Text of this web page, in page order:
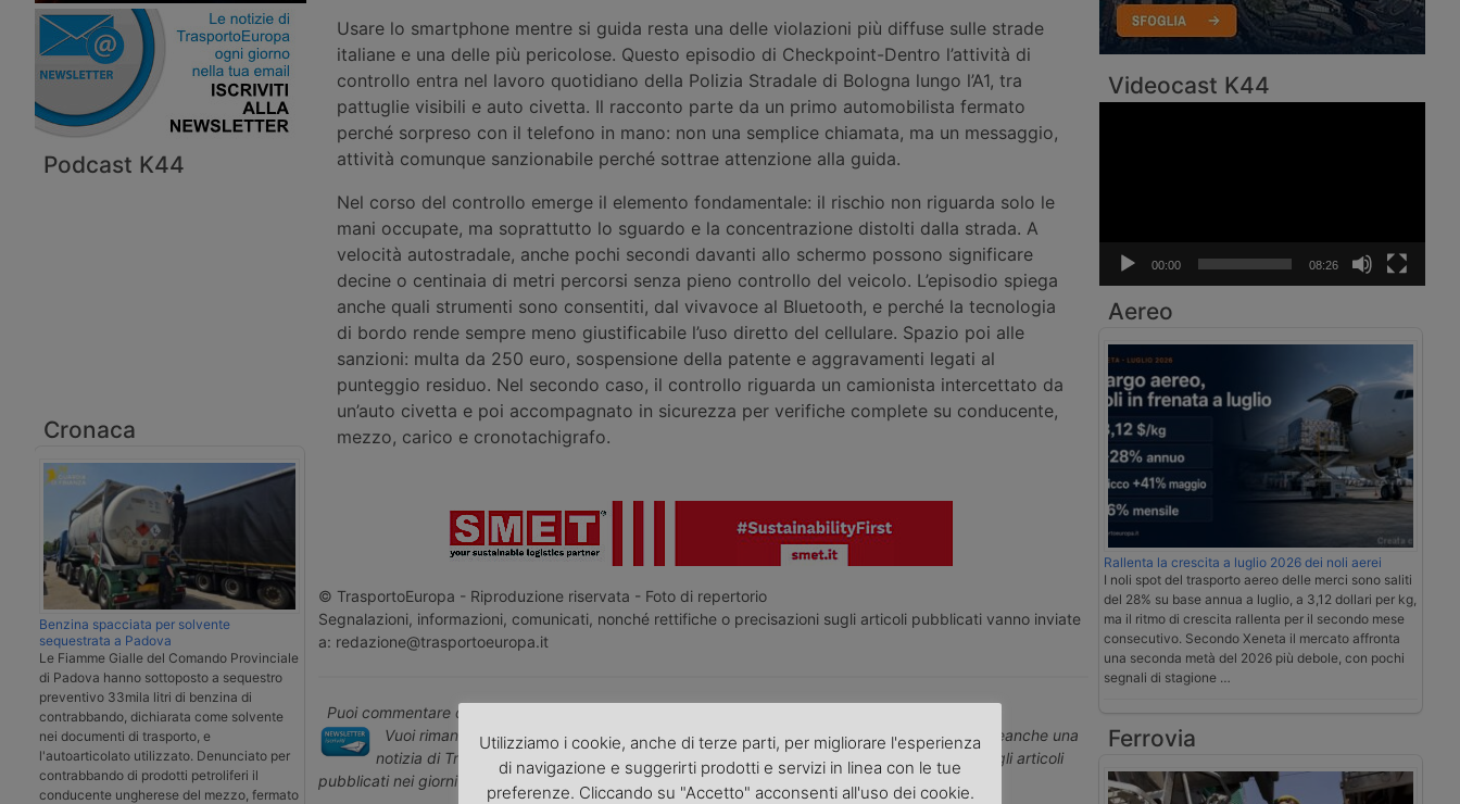
Podcast K44
Cronaca
Benzina spacciata per solvente
sequestrata a Padova
Le Fiamme Gialle del Comando Provinciale
di Padova hanno sottoposto a sequestro
preventivo 33mila litri di benzina di
contrabbando, dichiarata come solvente
nei documenti di trasporto, e
l'autoarticolato utilizzato. Denunciato per
contrabbando di prodotti petroliferi il
conducente ungherese del mezzo, fermato
Usare lo smartphone mentre si guida resta una delle violazioni più diffuse sulle strade
italiane e una delle più pericolose. Questo episodio di Checkpoint-Dentro l’attività di
controllo entra nel lavoro quotidiano della Polizia Stradale di Bologna lungo l’A1, tra
pattuglie visibili e auto civetta. Il racconto parte da un primo automobilista fermato
perché sorpreso con il telefono in mano: non una semplice chiamata, ma un messaggio,
attività comunque sanzionabile perché sottrae attenzione alla guida.
Nel corso del controllo emerge il elemento fondamentale: il rischio non riguarda solo le
mani occupate, ma soprattutto lo sguardo e la concentrazione distolti dalla strada. A
velocità autostradale, anche pochi secondi davanti allo schermo possono significare
decine o centinaia di metri percorsi senza pieno controllo del veicolo. L’episodio spiega
anche quali strumenti sono consentiti, dal vivavoce al Bluetooth, e perché la tecnologia
di bordo rende sempre meno giustificabile l’uso diretto del cellulare. Spazio poi alle
sanzioni: multa da 250 euro, sospensione della patente e aggravamenti legati al
punteggio residuo. Nel secondo caso, il controllo riguarda un camionista intercettato da
un’auto civetta e poi accompagnato in sicurezza per verifiche complete su conducente,
mezzo, carico e cronotachigrafo.
© TrasportoEuropa - Riproduzione riservata - Foto di repertorio
Segnalazioni, informazioni, comunicati, nonché rettifiche o precisazioni sugli articoli pubblicati vanno inviate
a: redazione@trasportoeuropa.it
Puoi commentare questo articolo nella
Vuoi rimanere aggiornato sulle ultime novità sul trasporto e la logistica e non perderti neanche una
notizia di TrasportoEuropa? Iscriviti alla nostra Newsletter
con l'elenco ed i link di tutti gli articoli
pubblicati nei giorni precedenti l'invio. Gratuita e NO SPAM!
Videocast K44
00:00 08:26
Aereo
Rallenta la crescita a luglio 2026 dei noli aerei
I noli spot del trasporto aereo delle merci sono saliti
del 28% su base annua a luglio, a 3,12 dollari per kg,
ma il ritmo di crescita rallenta per il secondo mese
consecutivo. Secondo Xeneta il mercato affronta
una seconda metà del 2026 più debole, con pochi
segnali di stagione …
Ferrovia
Utilizziamo i cookie, anche di terze parti, per migliorare l'esperienza
di navigazione e suggerirti prodotti e servizi in linea con le tue
preferenze. Cliccando su "Accetto" acconsenti all'uso dei cookie.